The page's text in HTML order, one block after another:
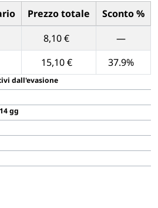
in base alla quantità di Pezzi
Prezzo totale
Sconto %
8,10 €
—
15,10 € 37.9%
dall'evasione
14 gg